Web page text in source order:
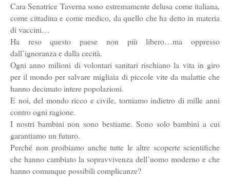
Cara Senatrice Taverna sono estremamente delusa come italiana,
come cittadina e come medico, da quello che ha detto in materia
di vaccini…
Ha reso questo paese non più libero…ma oppresso
dall’ignoranza e dalla cecità.
Ogni anno milioni di volontari sanitari rischiano la vita in giro
per il mondo per salvare migliaia di piccole vite da malattie che
hanno decimato intere popolazioni.
E noi, del mondo ricco e civile, torniamo indietro di mille anni
contro ogni ragione.
I nostri bambini non sono bestiame. Sono solo bambini a cui
garantiamo un futuro.
Perché non proibiamo anche tutte le altre scoperte scientifiche
che hanno cambiato la sopravvivenza dell’uomo moderno e che
hanno comunque possibili complicanze?